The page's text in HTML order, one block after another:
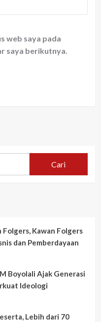
web saya pada
saya berikutnya.
Cari
Kawan Folgers
dan Pemberdayaan
Boyolali Ajak Generasi
Ideologi
Lebih dari 70